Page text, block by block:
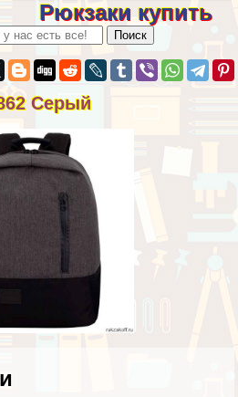
Рюкзаки купить
Серый